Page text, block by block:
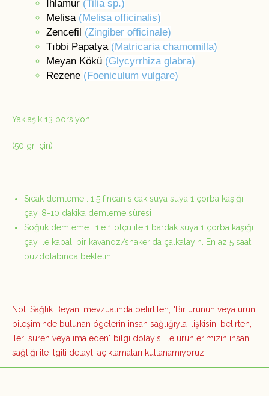
Ihlamur (Tilia sp.)
Melisa (Melisa officinalis)
Zencefil (Zingiber officinale)
Tıbbi Papatya (Matricaria chamomilla)
Meyan Kökü (Glycyrrhiza glabra)
Rezene (Foeniculum vulgare)
Yaklaşık 13 porsiyon
(50 gr için)
Sıcak demleme : 1,5 fincan sıcak suya suya 1 çorba kaşığı
çay. 8-10 dakika demleme süresi
Soğuk demleme : 1'e 1 ölçü ile 1 bardak suya 1 çorba kaşığı
çay ile kapalı bir kavanoz/shaker'da çalkalayın. En az 5 saat
buzdolabında bekletin.
Not: Sağlık Beyanı mevzuatında belirtilen; "Bir ürünün veya ürün
bileşiminde bulunan ögelerin insan sağlığıyla ilişkisini belirten,
ileri süren veya ima eden" bilgi dolayısı ile ürünlerimizin insan
sağlığı ile ilgili detaylı açıklamaları kullanamıyoruz.